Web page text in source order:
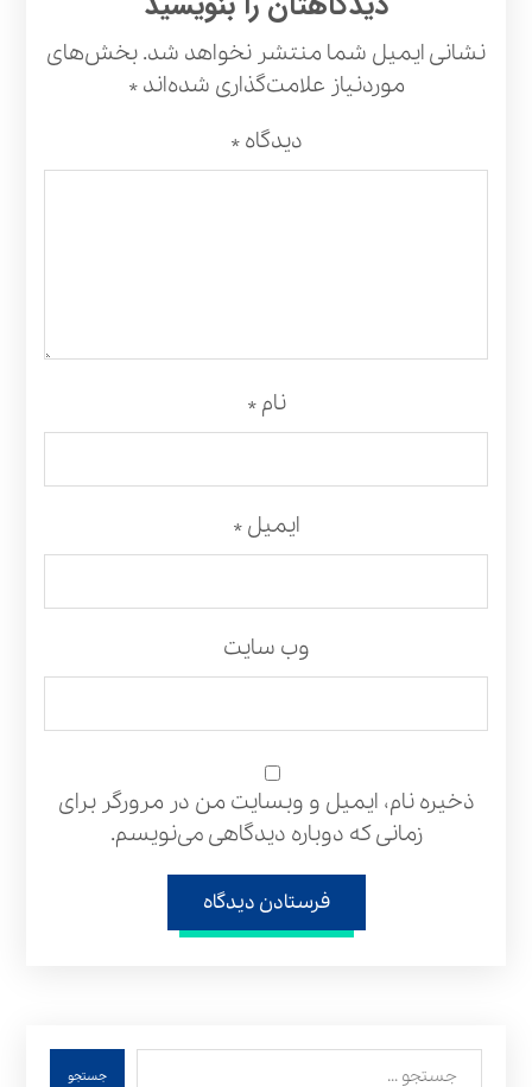
نشانی ایمیل شما منتشر نخواهد شد.بخش‌های
موردنیاز علامت‌گذاری شده‌اند*
دیدگاه*
نام*
ایمیل*
وب‌ سایت
ذخیره نام، ایمیل و وبسایت من در مرورگر برای
زمانی که دوباره دیدگاهی می‌نویسم.
فرستادن دیدگاه
جستجو